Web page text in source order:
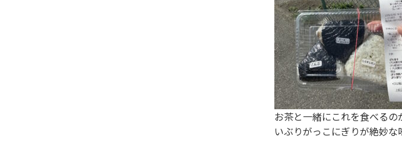
お茶と一緒にこれを食べる
いぶりがっこにぎりが絶妙な